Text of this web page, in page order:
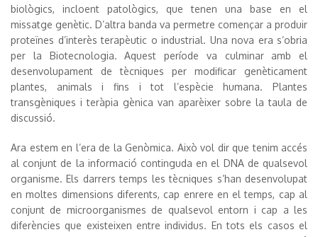
biològics, incloent patològics, que tenen una base en el
missatge genètic. D’altra banda va permetre començar a produir
proteïnes d’interès terapèutic o industrial. Una nova era s’obria
per la Biotecnologia. Aquest període va culminar amb el
desenvolupament de tècniques per modificar genèticament
plantes, animals i fins i tot l’espècie humana. Plantes
transgèniques i teràpia gènica van aparèixer sobre la taula de
discussió.
Ara estem en l’era de la Genòmica. Això vol dir que tenim accés
al conjunt de la informació continguda en el DNA de qualsevol
organisme. Els darrers temps les tècniques s’han desenvolupat
en moltes dimensions diferents, cap enrere en el temps, cap al
conjunt de microorganismes de qualsevol entorn i cap a les
diferències que existeixen entre individus. En tots els casos el